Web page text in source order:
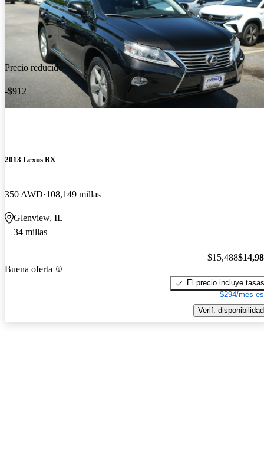
Precio reducido
-$912
2013 Lexus RX
350 AWD 108,149 millas
Glenview, IL
34 millas
Buena oferta
$15,488
El precio incluye tasas
$294/mes
Verif. disponibilidad